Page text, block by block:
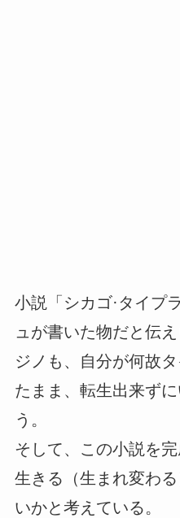
小説「シカゴ·タイプ
ュが書いた物だと伝え
ジノも、自分が何故
たまま、転生出来ず
う。
そして、この小説を
生きる（生まれ変わ
いかと考えている。